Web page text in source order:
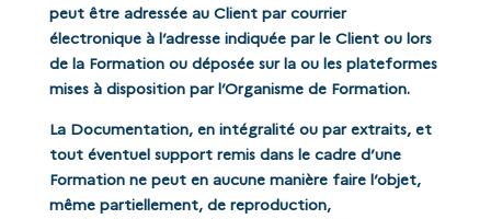
peut être adressée au Client par courrier
électronique à l’adresse indiquée par le Client ou lors
de la Formation ou déposée sur la ou les plateformes
mises à disposition par l’Organisme de Formation.
La Documentation, en intégralité ou par extraits, et
tout éventuel support remis dans le cadre d’une
Formation ne peut en aucune manière faire l’objet,
même partiellement, de reproduction,